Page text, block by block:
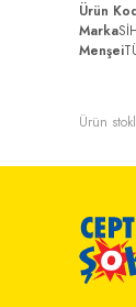
Ürün
Marka
Menşei
Ürün